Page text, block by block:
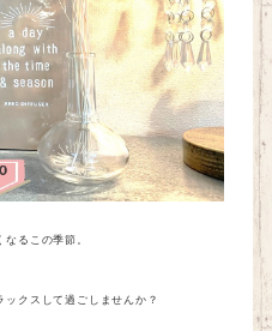
るこの季節。
クスして過ごしませんか？